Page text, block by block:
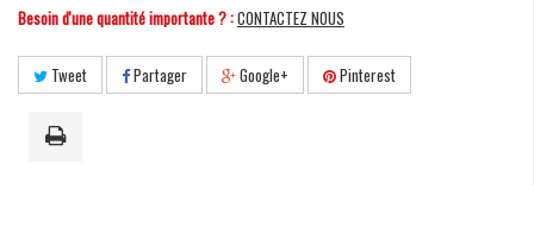
Besoin d'une quantité importante ? :CONTACTEZ NOUS
Tweet Partager Google+ Pinterest